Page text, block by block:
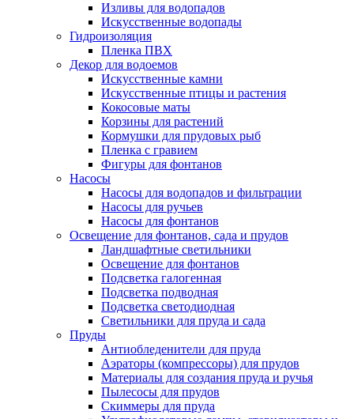
Изливы для водопадов
Искусственные водопады
Гидроизоляция
Пленка ПВХ
Декор для водоемов
Искусственные камни
Искусственные птицы и растения
Кокосовые маты
Корзины для растений
Кормушки для прудовых рыб
Пленка с гравием
Фигуры для фонтанов
Насосы
Насосы для водопадов и фильтрации
Насосы для ручьев
Насосы для фонтанов
Освещение для фонтанов, сада и прудов
Ландшафтные светильники
Освещение для фонтанов
Подсветка галогенная
Подсветка подводная
Подсветка светодиодная
Светильники для пруда и сада
Пруды
Антиобледенители для пруда
Аэраторы (компрессоры) для прудов
Материалы для создания пруда и ручья
Пылесосы для прудов
Скиммеры для пруда